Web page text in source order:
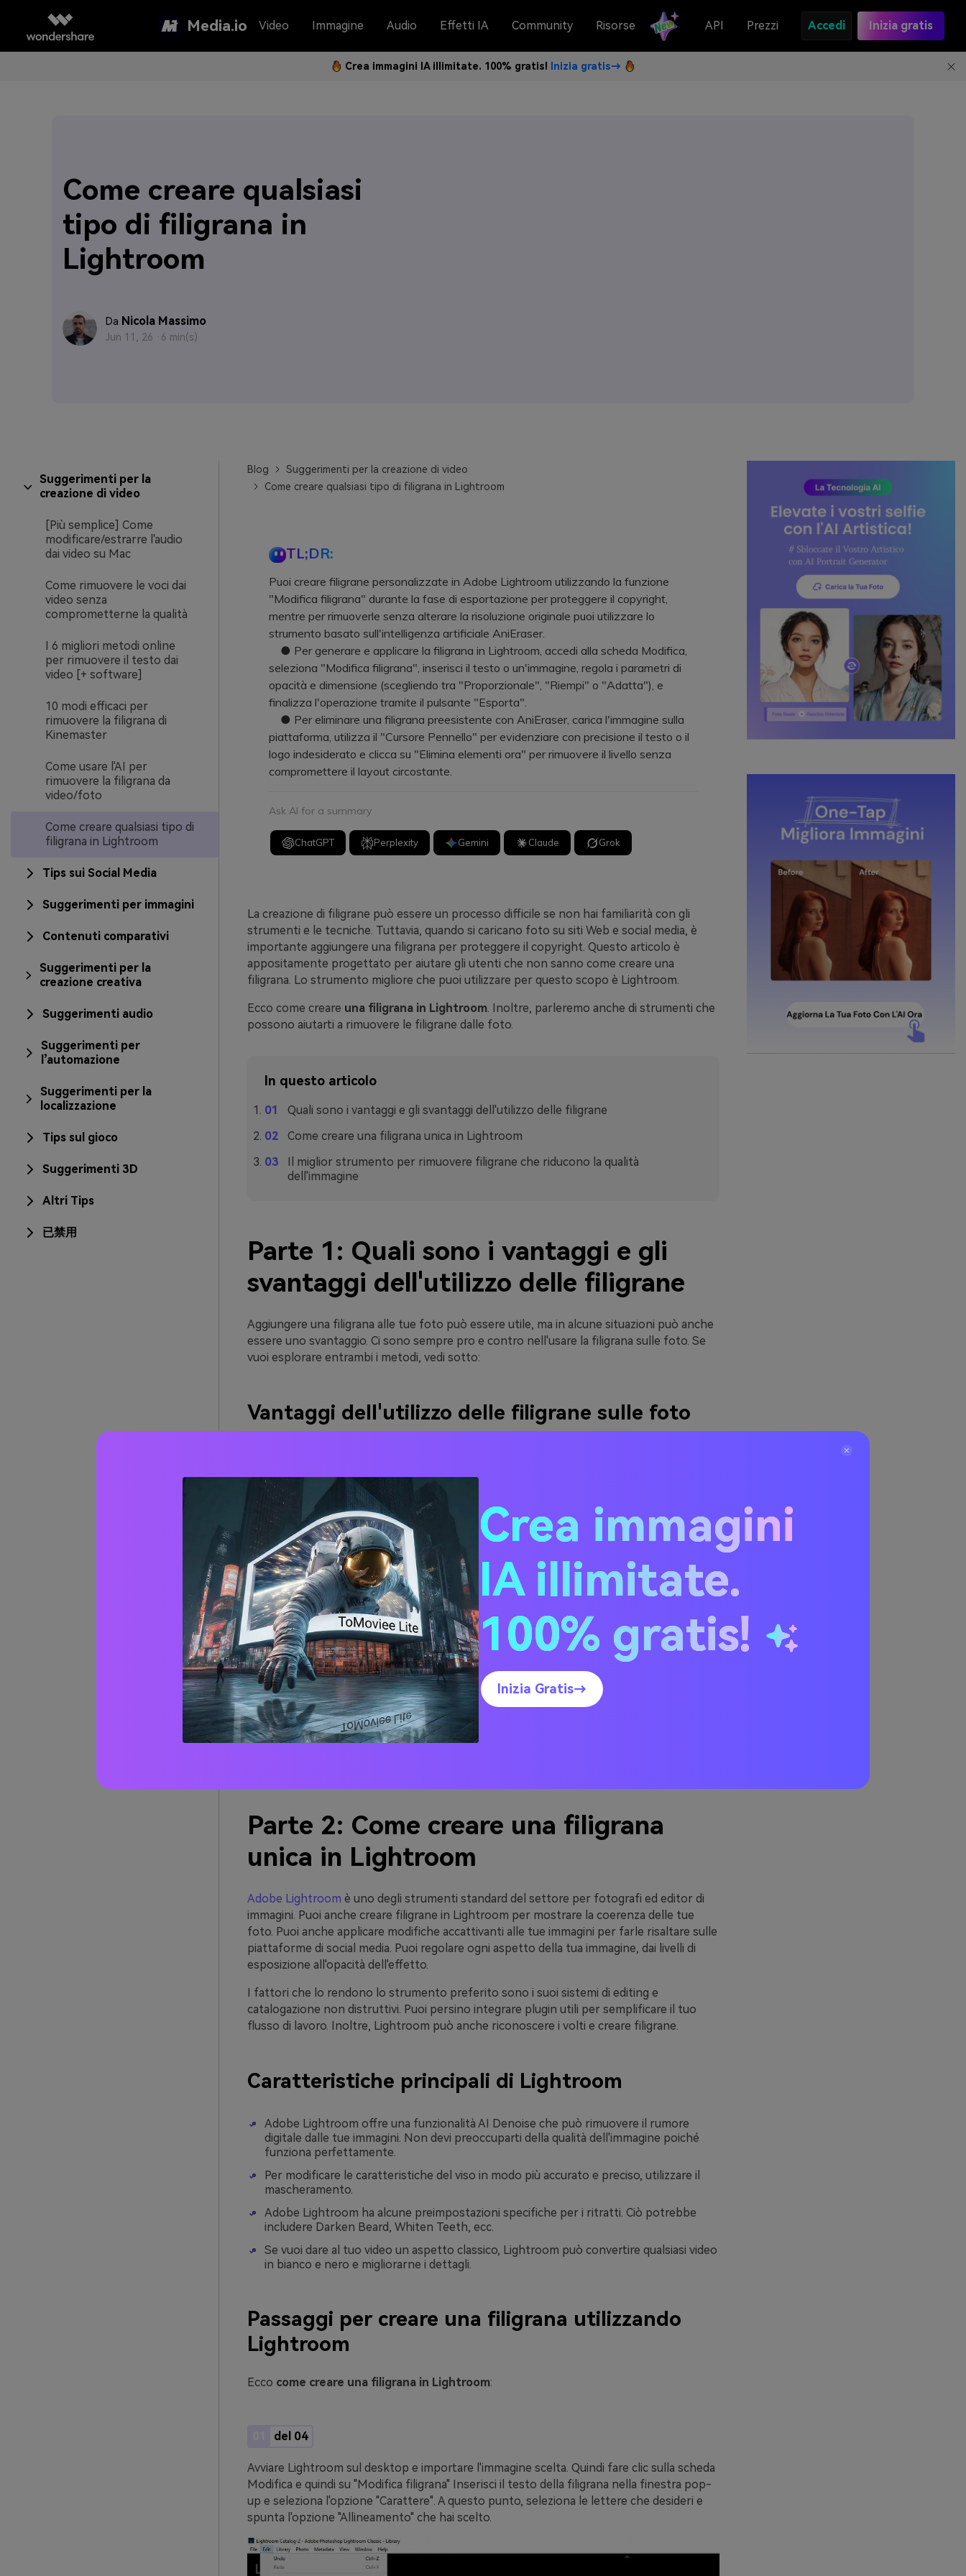
Media.io Video Immagine Audio Effetti IA Community Risorse API Prezzi Accedi Inizia gratis
Crea immagini IA illimitate. 100% gratis! Inizia gratis→
Come creare qualsiasi
tipo di filigrana in
Lightroom
Da Nicola Massimo
Jun 11, 26 · 6 min(s)
Suggerimenti per la
creazione di video
[Più semplice] Come
modificare/estrarre l'audio
dai video su Mac
Come rimuovere le voci dai
video senza
comprometterne la qualità
I 6 migliori metodi online
per rimuovere il testo dai
video [+ software]
10 modi efficaci per
rimuovere la filigrana di
Kinemaster
Come usare l'AI per
rimuovere la filigrana da
video/foto
Come creare qualsiasi tipo di
filigrana in Lightroom
Tips sui Social Media
Suggerimenti per immagini
Contenuti comparativi
Suggerimenti per la
creazione creativa
Suggerimenti audio
Suggerimenti per
l’automazione
Suggerimenti per la
localizzazione
Tips sul gioco
Suggerimenti 3D
Altri Tips
已禁用
Blog
Suggerimenti per la creazione di video
Come creare qualsiasi tipo di filigrana in Lightroom
TL;DR:
Puoi creare filigrane personalizzate in Adobe Lightroom utilizzando la funzione
"Modifica filigrana" durante la fase di esportazione per proteggere il copyright,
mentre per rimuoverle senza alterare la risoluzione originale puoi utilizzare lo
strumento basato sull'intelligenza artificiale AniEraser.
● Per generare e applicare la filigrana in Lightroom, accedi alla scheda Modifica,
seleziona "Modifica filigrana", inserisci il testo o un'immagine, regola i parametri di
opacità e dimensione (scegliendo tra "Proporzionale", "Riempi" o "Adatta"), e
finalizza l'operazione tramite il pulsante "Esporta".
● Per eliminare una filigrana preesistente con AniEraser, carica l'immagine sulla
piattaforma, utilizza il "Cursore Pennello" per evidenziare con precisione il testo o il
logo indesiderato e clicca su "Elimina elementi ora" per rimuovere il livello senza
compromettere il layout circostante.
Ask AI for a summary
ChatGPT Perplexity Gemini Claude Grok
La creazione di filigrane può essere un processo difficile se non hai familiarità con gli
strumenti e le tecniche. Tuttavia, quando si caricano foto su siti Web e social media, è
importante aggiungere una filigrana per proteggere il copyright. Questo articolo è
appositamente progettato per aiutare gli utenti che non sanno come creare una
filigrana. Lo strumento migliore che puoi utilizzare per questo scopo è Lightroom.
Ecco come creare una filigrana in Lightroom. Inoltre, parleremo anche di strumenti che
possono aiutarti a rimuovere le filigrane dalle foto.
In questo articolo
Quali sono i vantaggi e gli svantaggi dell'utilizzo delle filigrane
Come creare una filigrana unica in Lightroom
Il miglior strumento per rimuovere filigrane che riducono la qualità
dell'immagine
Parte 1: Quali sono i vantaggi e gli
svantaggi dell'utilizzo delle filigrane
Aggiungere una filigrana alle tue foto può essere utile, ma in alcune situazioni può anche
essere uno svantaggio. Ci sono sempre pro e contro nell'usare la filigrana sulle foto. Se
vuoi esplorare entrambi i metodi, vedi sotto:
Vantaggi dell'utilizzo delle filigrane sulle foto
Le filigrane assicurano inoltre che il tuo marchio venga riconosciuto quando condividi il
tuo lavoro con altri.
Le persone preferiscono acquistare prodotti di marchi famosi. Le filigrane possono
aiutarti ad attirare più clienti e promuovere la tua attività.
Puoi anche utilizzare le filigrane per promuovere i tuoi prodotti e servizi. Inoltre, può
aiutarti a rendere le tue immagini visivamente più accattivanti.
Una volta incorporata una filigrana nel tuo lavoro, non può essere utilizzata senza la
tua autorizzazione. In questo modo è possibile tutelare l'attribuzione e le fonti.
Svantaggi dell'uso dei watermark nelle foto
Senza uno strumento affidabile, le filigrane possono influire sulla qualità e sull'aspetto
generale delle tue immagini.
Parte 2: Come creare una filigrana
unica in Lightroom
Adobe Lightroom è uno degli strumenti standard del settore per fotografi ed editor di
immagini. Puoi anche creare filigrane in Lightroom per mostrare la coerenza delle tue
foto. Puoi anche applicare modifiche accattivanti alle tue immagini per farle risaltare sulle
piattaforme di social media. Puoi regolare ogni aspetto della tua immagine, dai livelli di
esposizione all'opacità dell'effetto.
I fattori che lo rendono lo strumento preferito sono i suoi sistemi di editing e
catalogazione non distruttivi. Puoi persino integrare plugin utili per semplificare il tuo
flusso di lavoro. Inoltre, Lightroom può anche riconoscere i volti e creare filigrane.
Caratteristiche principali di Lightroom
Adobe Lightroom offre una funzionalità AI Denoise che può rimuovere il rumore
digitale dalle tue immagini. Non devi preoccuparti della qualità dell'immagine poiché
funziona perfettamente.
Per modificare le caratteristiche del viso in modo più accurato e preciso, utilizzare il
mascheramento.
Adobe Lightroom ha alcune preimpostazioni specifiche per i ritratti. Ciò potrebbe
includere Darken Beard, Whiten Teeth, ecc.
Se vuoi dare al tuo video un aspetto classico, Lightroom può convertire qualsiasi video
in bianco e nero e migliorarne i dettagli.
Passaggi per creare una filigrana utilizzando
Lightroom
Ecco come creare una filigrana in Lightroom:
del 04
Avviare Lightroom sul desktop e importare l'immagine scelta. Quindi fare clic sulla scheda
Modifica e quindi su "Modifica filigrana" Inserisci il testo della filigrana nella finestra pop-
up e seleziona l'opzione "Carattere". A questo punto, seleziona le lettere che desideri e
spunta l'opzione "Allineamento" che hai scelto.
Crea immagini
IA illimitate.
100% gratis!
Inizia Gratis→